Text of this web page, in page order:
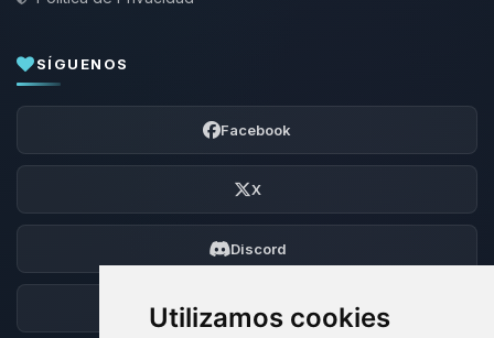
Utilizamos cookies
SÍGUENOS
Facebook
X
Discord
Foro